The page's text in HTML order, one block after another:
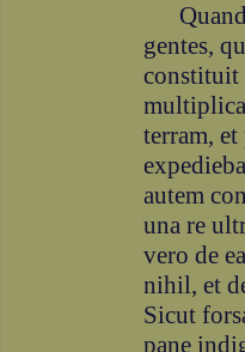
gentes,
constituit
terram, et
autem
una re
vero de
nihil, et
Sicut
pane